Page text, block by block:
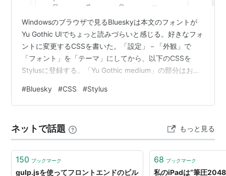
Windowsのブラウザで見るBlueskyは本文のフォントが
Yu Gothic UIでちょっと読みづらいと感じる。好きなフォ
ントに変更するCSSを書いた。「設定」－「外観」で
「フォント」を「テーマ」にしてから、以下のCSSを
Stylusに登録する。「Yu Gothic medium」の部分はお好
'InterVariable'; src: local('Yu Gothic medium'); } もうちょ
っと丁寧に説明 使っているブラウザに合わせて、
る…
#Bluesky #CSS #Stylus
ネットで話題 もっと見る
150 ブックマーク
gulp.jsを使ってフロントエンドのビル
68 ブックマーク
私のiPadは“筆圧